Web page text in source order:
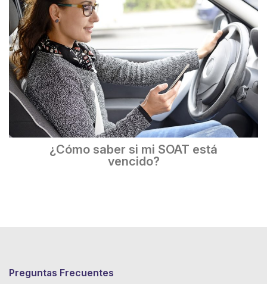
¿Cómo saber si mi SOAT está
vencido?
Preguntas Frecuentes